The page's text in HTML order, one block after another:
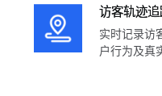
访客轨迹
实时记录访
户行为及真